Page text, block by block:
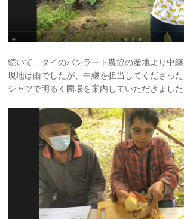
続いて、タイのバンラート農協の産地より中継
現地は雨でしたが、中継を担当してくださっ
シャツで明るく圃場を案内していただきまし